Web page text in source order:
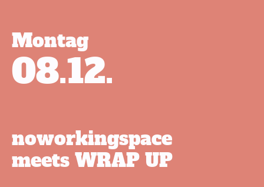
Montag
08.12.
noworkingspace
meets WRAP UP